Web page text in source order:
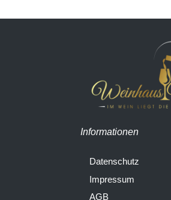
Informationen
Datenschutz
Impressum
AGB